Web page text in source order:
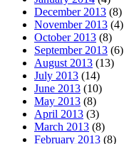
December 2013 (8)
November 2013 (4)
October 2013 (8)
September 2013 (6)
August 2013 (13)
July 2013 (14)
June 2013 (10)
May 2013 (8)
April 2013 (3)
March 2013 (8)
February 2013 (8)